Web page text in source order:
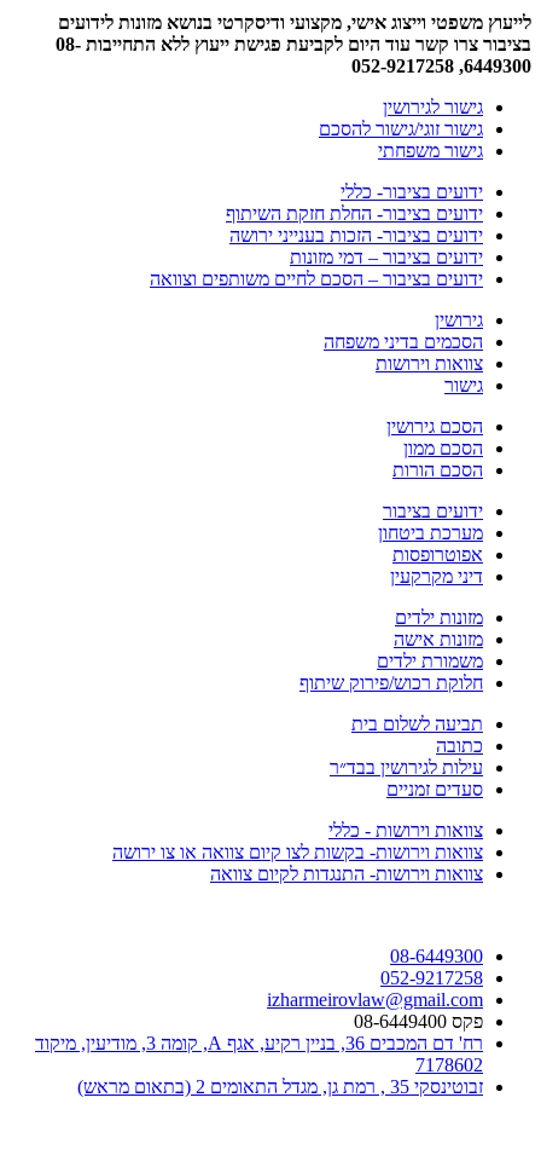
לייעוץ משפטי וייצוג אישי, מקצועי ודיסקרטי בנושא מזונות לידועים
בציבור צרו קשר עוד היום לקביעת פגישת ייעוץ ללא התחייבות 08-
6449300, 052-9217258
גישור לגירושין
גישור זוגי/גישור להסכם
גישור משפחתי
ידועים בציבור- כללי
ידועים בציבור- החלת חזקת השיתוף
ידועים בציבור- הזכות בענייני ירושה
ידועים בציבור – דמי מזונות
ידועים בציבור – הסכם לחיים משותפים וצוואה
גירושין
הסכמים בדיני משפחה
צוואות וירושות
גישור
הסכם גירושין
הסכם ממון
הסכם הורות
ידועים בציבור
מערכת ביטחון
אפוטרופסות
דיני מקרקעין
מזונות ילדים
מזונות אישה
משמורת ילדים
חלוקת רכוש/פירוק שיתוף
תביעה לשלום בית
כתובה
עילות לגירושין בבד״ר
סעדים זמניים
צוואות וירושות - כללי
צוואות וירושות- בקשות לצו קיום צוואה או צו ירושה
צוואות וירושות- התנגדות לקיום צוואה
08-6449300
052-9217258
izharmeirovlaw@gmail.com
פקס 08-6449400
רח' דם המכבים 36, בניין רקיע, אגף A, קומה 3, מודיעין, מיקוד
7178602
זבוטינסקי 35 , רמת גן, מגדל התאומים 2 (בתאום מראש)